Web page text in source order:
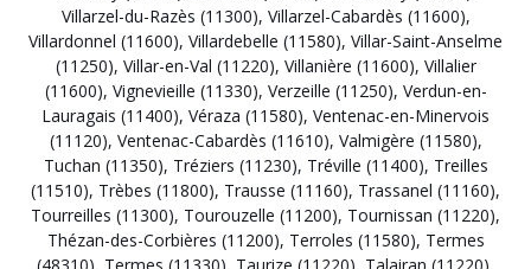
Villarzel-du-Razès (11300), Villarzel-Cabardès (11600),
Villardonnel (11600), Villardebelle (11580), Villar-Saint-Anselme
(11250), Villar-en-Val (11220), Villanière (11600), Villalier
(11600), Vignevieille (11330), Verzeille (11250), Verdun-en-
Lauragais (11400), Véraza (11580), Ventenac-en-Minervois
(11120), Ventenac-Cabardès (11610), Valmigère (11580),
Tuchan (11350), Tréziers (11230), Tréville (11400), Treilles
(11510), Trèbes (11800), Trausse (11160), Trassanel (11160),
Tourreilles (11300), Tourouzelle (11200), Tournissan (11220),
Thézan-des-Corbières (11200), Terroles (11580), Termes